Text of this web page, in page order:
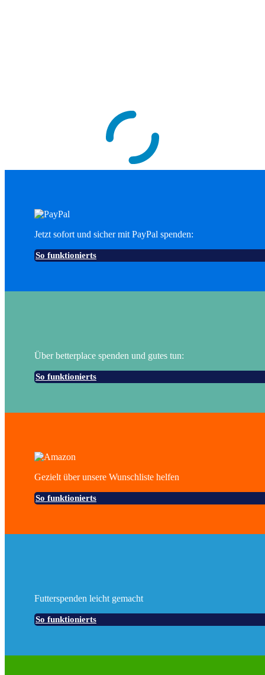
Jetzt sofort und sicher mit PayPal spenden:
So funktionierts
Über betterplace spenden und gutes tun:
So funktionierts
Gezielt über unsere Wunschliste helfen
So funktionierts
Futterspenden leicht gemacht
So funktionierts